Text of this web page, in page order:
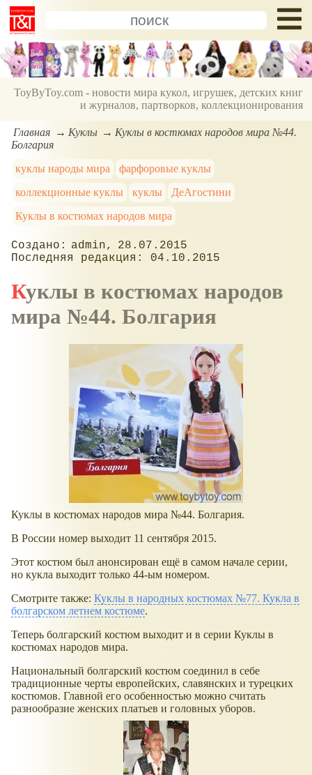
ToyByToy.com - новости мира кукол, игрушек, детских книг
и журналов, партворков, коллекционирования
Главная Куклы
Куклы в костюмах народов мира №44.
Болгария
куклы народы мира
фарфоровые куклы
коллекционные куклы
куклы
ДеАгостини
Куклы в костюмах народов мира
admin
28.07.2015
04.10.2015
Куклы в костюмах народов
мира №44. Болгария
Куклы в костюмах народов мира №44. Болгария.
В России номер выходит 11 сентября 2015.
Этот костюм был анонсирован ещё в самом начале серии,
но кукла выходит только 44-ым номером.
Смотрите также: Куклы в народных костюмах №77. Кукла в
болгарском летнем костюме.
Теперь болгарский костюм выходит и в серии Куклы в
костюмах народов мира.
Национальный болгарский костюм соединил в себе
традиционные черты европейских, славянских и турецких
костюмов. Главной его особенностью можно считать
разнообразие женских платьев и головных уборов.